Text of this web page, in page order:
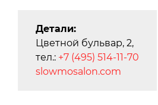
Детали:
Цветной бульвар, 2,
тел.: +7 (495) 514-11-70
slowmosalon.com